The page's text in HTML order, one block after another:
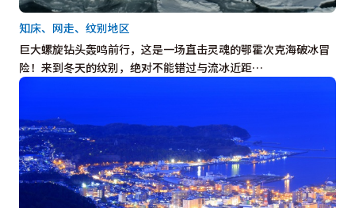
巨大螺旋钻头轰鸣前行，这是一场直击灵魂的鄂霍次克海破冰冒
险！来到冬天的纹别，绝对不能错过与流冰近距…
知床、网走、纹别地区